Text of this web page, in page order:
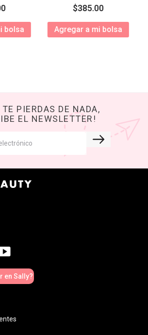
bolsa
$385.00
Agregar a mi bolsa
TE PIERDAS DE NADA,
EL NEWSLETTER!
en Sally?